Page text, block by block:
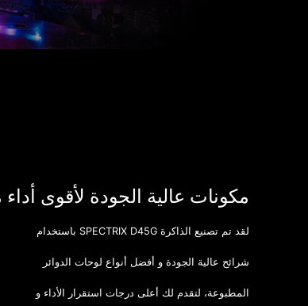
مكونات عالية الجودة لأقوى
لقد تم تصنيع الذاكرة SPECTRIX D45G باستخدام
شرائح عالية الجودة و أفضل أنواع لوحات الدوائر
المطبوعة، لتقدم لك أعلى درجات استقرار الأداء و